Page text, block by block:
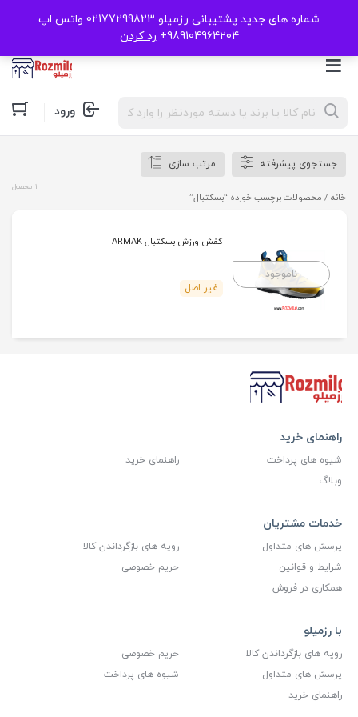
شماره های جدید پشتیبانی رزمیلو 02177299823 واتس اپ
989104964204+
رد کردن
Products
search ورود
جستجوی پیشرفته مرتب سازی
خانه / محصولات برچسب خورده “بسکتبال”
1 محصول
ناموجود
کفش ورزش بسکتبال TARMAK
غیر اصل
راهنمای خرید
شیوه های پرداخت
راهنمای خرید
وبلاگ
خدمات مشتریان
پرسش های متداول
رویه های بازگرداندن کالا
شرایط و قوانین
حریم خصوصی
همکاری در فروش
با رزمیلو
رویه های بازگرداندن کالا
حریم خصوصی
پرسش های متداول
شیوه های پرداخت
راهنمای خرید